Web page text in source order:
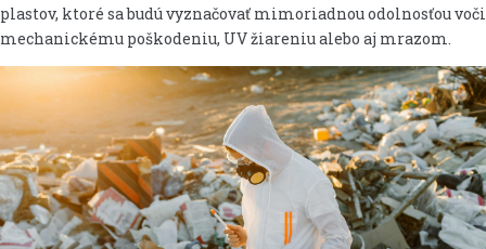
plastov, ktoré sa budú vyznačovať mimoriadnou odolnosťou voči
mechanickému poškodeniu, UV žiareniu alebo aj mrazom.